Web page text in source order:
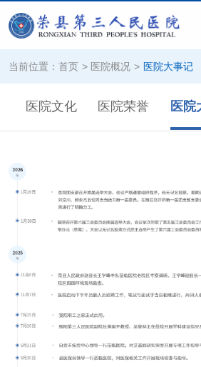
当前位置： 首页 > 医院概况 > 医院大事记
医院文化 医院荣誉 医院